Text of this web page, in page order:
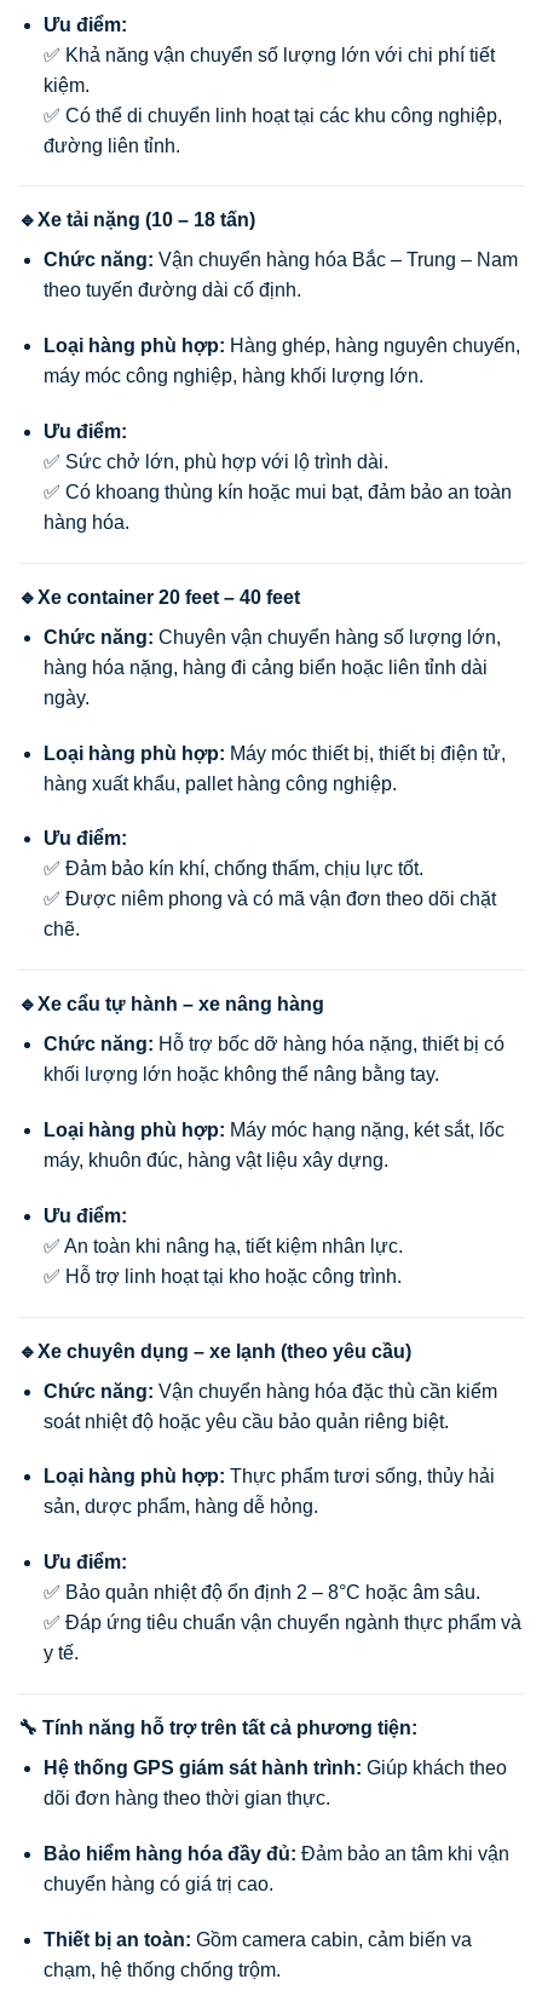
Ưu điểm:
✅ Khả năng vận chuyển số lượng lớn với chi phí tiết
kiệm.
✅ Có thể di chuyển linh hoạt tại các khu công nghiệp,
đường liên tỉnh.
🔹Xe tải nặng (10 – 18 tấn)
Chức năng: Vận chuyển hàng hóa Bắc – Trung – Nam
theo tuyến đường dài cố định.
Loại hàng phù hợp: Hàng ghép, hàng nguyên chuyến,
máy móc công nghiệp, hàng khối lượng lớn.
Ưu điểm:
✅ Sức chở lớn, phù hợp với lộ trình dài.
✅ Có khoang thùng kín hoặc mui bạt, đảm bảo an toàn
hàng hóa.
🔹Xe container 20 feet – 40 feet
Chức năng: Chuyên vận chuyển hàng số lượng lớn,
hàng hóa nặng, hàng đi cảng biển hoặc liên tỉnh dài
ngày.
Loại hàng phù hợp: Máy móc thiết bị, thiết bị điện tử,
hàng xuất khẩu, pallet hàng công nghiệp.
Ưu điểm:
✅ Đảm bảo kín khí, chống thấm, chịu lực tốt.
✅ Được niêm phong và có mã vận đơn theo dõi chặt
chẽ.
🔹Xe cẩu tự hành – xe nâng hàng
Chức năng: Hỗ trợ bốc dỡ hàng hóa nặng, thiết bị có
khối lượng lớn hoặc không thể nâng bằng tay.
Loại hàng phù hợp: Máy móc hạng nặng, két sắt, lốc
máy, khuôn đúc, hàng vật liệu xây dựng.
Ưu điểm:
✅ An toàn khi nâng hạ, tiết kiệm nhân lực.
✅ Hỗ trợ linh hoạt tại kho hoặc công trình.
🔹Xe chuyên dụng – xe lạnh (theo yêu cầu)
Chức năng: Vận chuyển hàng hóa đặc thù cần kiểm
soát nhiệt độ hoặc yêu cầu bảo quản riêng biệt.
Loại hàng phù hợp: Thực phẩm tươi sống, thủy hải
sản, dược phẩm, hàng dễ hỏng.
Ưu điểm:
✅ Bảo quản nhiệt độ ổn định 2 – 8°C hoặc âm sâu.
✅ Đáp ứng tiêu chuẩn vận chuyển ngành thực phẩm và
y tế.
🔧 Tính năng hỗ trợ trên tất cả phương tiện:
Hệ thống GPS giám sát hành trình: Giúp khách theo
dõi đơn hàng theo thời gian thực.
Bảo hiểm hàng hóa đầy đủ: Đảm bảo an tâm khi vận
chuyển hàng có giá trị cao.
Thiết bị an toàn: Gồm camera cabin, cảm biến va
chạm, hệ thống chống trộm.